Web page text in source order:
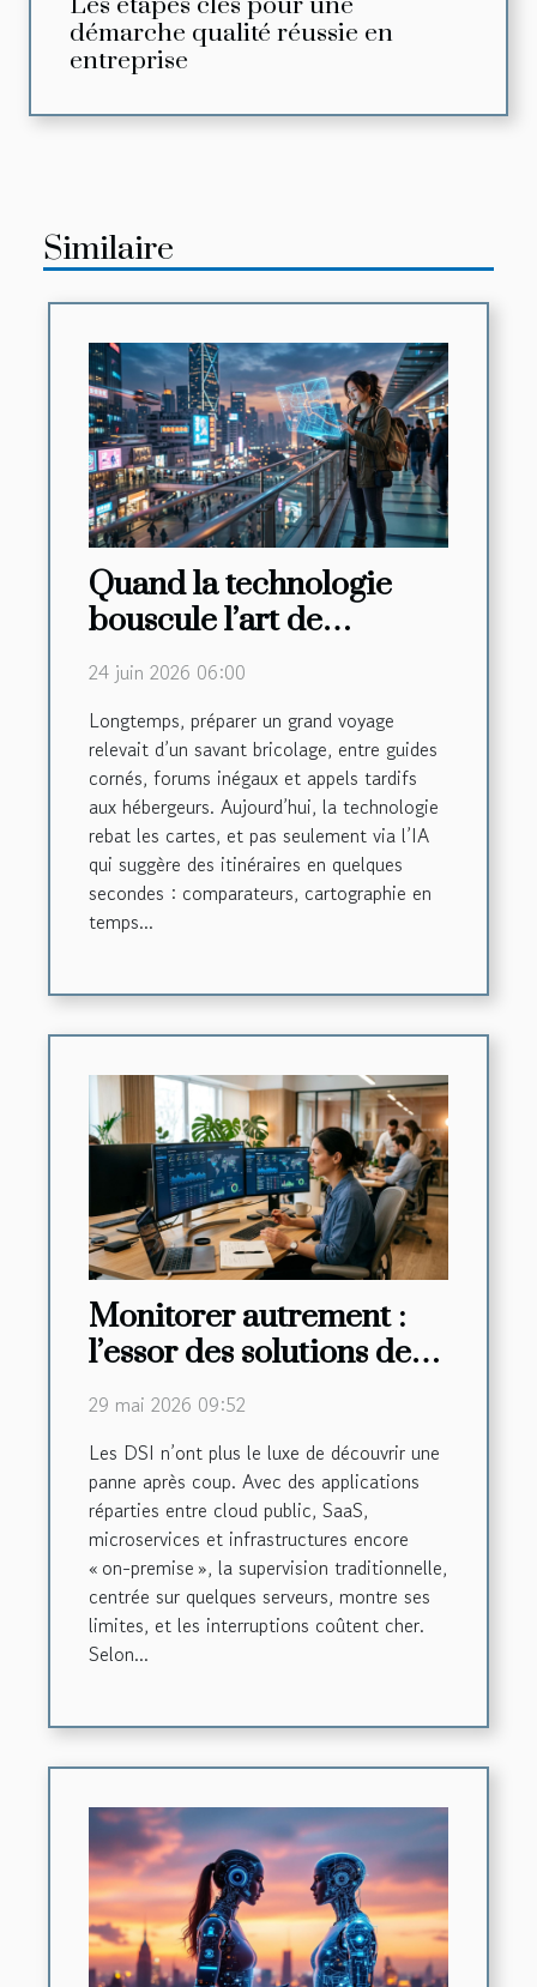
Les étapes clés pour une
démarche qualité réussie en
entreprise
Similaire
Quand la technologie
bouscule l’art de
préparer son périple
24 juin 2026 06:00
Longtemps, préparer un grand voyage
relevait d’un savant bricolage, entre guides
cornés, forums inégaux et appels tardifs
aux hébergeurs. Aujourd’hui, la technologie
rebat les cartes, et pas seulement via l’IA
qui suggère des itinéraires en quelques
secondes : comparateurs, cartographie en
temps...
Monitorer autrement :
l’essor des solutions de
supervision cloud
29 mai 2026 09:52
Les DSI n’ont plus le luxe de découvrir une
panne après coup. Avec des applications
réparties entre cloud public, SaaS,
microservices et infrastructures encore
« on-premise », la supervision traditionnelle,
centrée sur quelques serveurs, montre ses
limites, et les interruptions coûtent cher.
Selon...